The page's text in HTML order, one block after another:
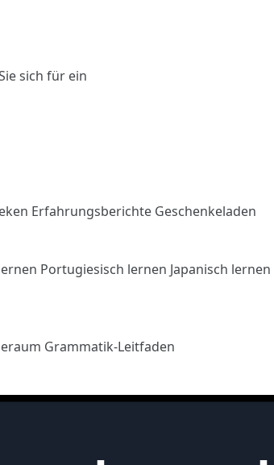
sich für ein
Erfahrungsberichte Geschenkeladen
Portugiesisch lernen Japanisch lernen
Grammatik-Leitfaden